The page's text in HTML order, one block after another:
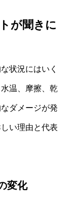
が聞きに
状況にはいく
温、摩擦、乾
ダメージが発
い理由と代表
変化